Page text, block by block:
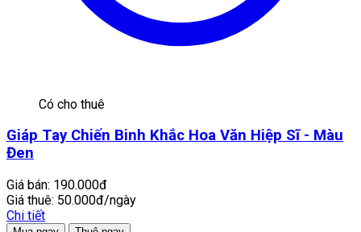
Có cho thuê
Giáp Tay Chiến Binh Khắc Hoa Văn Hiệp Sĩ - Màu
Đen
Giá bán: 190.000đ
Giá thuê: 50.000đ/ngày
Chi tiết